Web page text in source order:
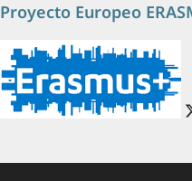
Proyecto Europeo